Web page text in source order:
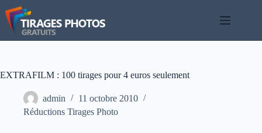
Passer
au
contenu
EXTRAFILM : 100 tirages pour 4 euros seulement
admin
11 octobre 2010
Réductions Tirages Photo